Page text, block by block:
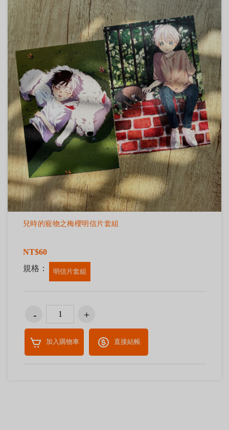
兒時的寵物之梅櫻明信片套組
NT$60
規格：
明信片套組
加入購物車 直接結帳